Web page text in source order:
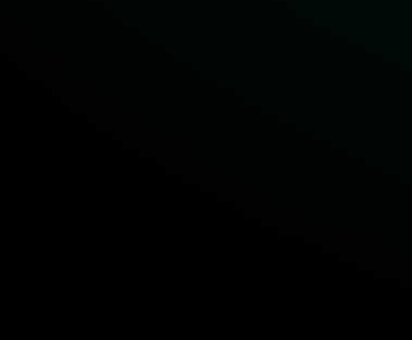
plastiku?
recyklingowego. Dbamy o
się do recyklingu z odpadów, dzięki
MEYER. Oferujemy maszyny do
tworzyw sztucznych,
właściwy materiał od